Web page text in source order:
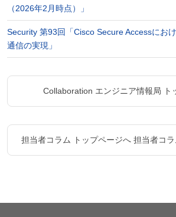
（2026年2月時点）」
Security 第93回「Cisco Secure Accessにお
通信の実現」
Collaboration エンジニア情報局 ト
担当者コラム トップページへ 担当者コ